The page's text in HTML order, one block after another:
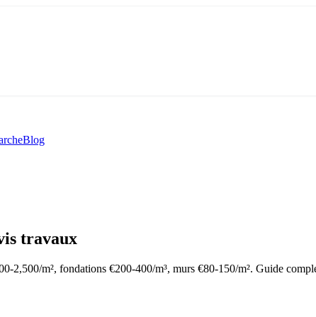
Blog
travaux
2,500/m², fondations €200-400/m³, murs €80-150/m². Guide